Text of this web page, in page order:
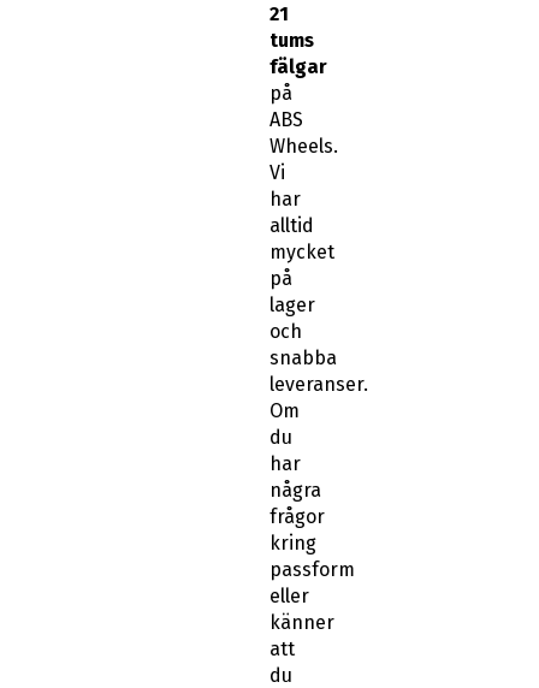
21
tums
fälgar
på
ABS
Wheels.
Vi
har
alltid
mycket
på
lager
och
snabba
leveranser.
Om
du
har
några
frågor
kring
passform
eller
känner
att
du